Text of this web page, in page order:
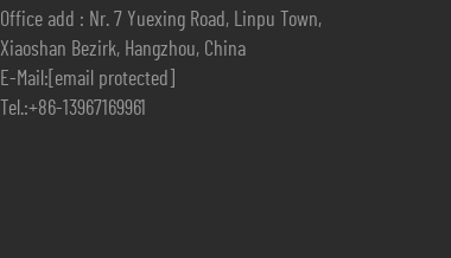
Office add : Nr. 7 Yuexing Road, Linpu Town,
Xiaoshan Bezirk, Hangzhou, China
E-Mail: [email protected]
Tel.:+86-13967169961